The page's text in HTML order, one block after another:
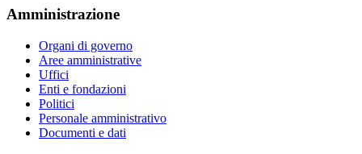
Amministrazione
Organi di governo
Aree amministrative
Uffici
Enti e fondazioni
Politici
Personale amministrativo
Documenti e dati